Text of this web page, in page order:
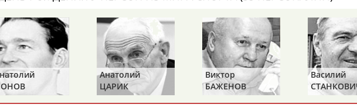
1 2
по баскетболу на отборочный матч чемпионата
Владимир Ивлев
("ПАРМА"). Для Комолова,
)
Объявлен состав мужской
ЧЕ-2021 с Италией
...Ильницкий ("Локомотив-
Артем Клименко...
(Проект:Информационное
20.02.2020
Анатолий
ЦАРИК
Виктор
БАЖЕНОВ
Василий